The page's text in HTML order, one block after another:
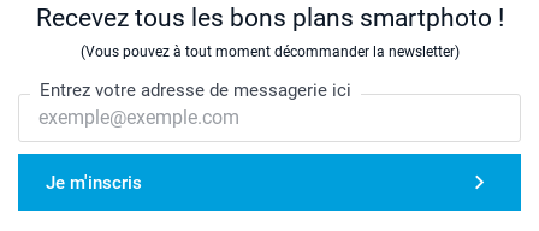
Recevez tous les bons plans smartphoto !
(Vous pouvez à tout moment décommander la newsletter)
Entrez votre adresse de messagerie ici
Je m'inscris